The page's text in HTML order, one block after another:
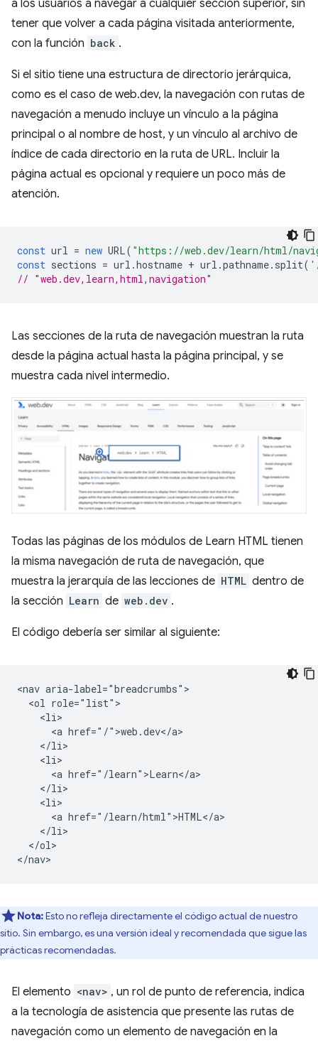
a los usuarios a navegar a cualquier sección superior, sin
tener que volver a cada página visitada anteriormente,
con la función back .
Si el sitio tiene una estructura de directorio jerárquica,
como es el caso de web.dev, la navegación con rutas de
navegación a menudo incluye un vínculo a la página
principal o al nombre de host, y un vínculo al archivo de
índice de cada directorio en la ruta de URL. Incluir la
página actual es opcional y requiere un poco más de
atención.
const url = new URL( "https://web.dev/learn/html/
const sections = url .hostname + url .pathname. split(
// "web.dev,learn,html,navigation"
Las secciones de la ruta de navegación muestran la ruta
desde la página actual hasta la página principal, y se
muestra cada nivel intermedio.
Todas las páginas de los módulos de Learn HTML tienen
la misma navegación de ruta de navegación, que
muestra la jerarquía de las lecciones de HTML dentro de
la sección Learn de web.dev .
El código debería ser similar al siguiente:
<nav aria-label="breadcrumbs">
  <ol role="list">
    <li>
      <a href="/">web.dev</a>
    </li>
    <li>
      <a href="/learn">Learn</a>
    </li>
    <li>
      <a href="/learn/html">HTML</a>
    </li>
  </ol>
Nota:Esto no refleja directamente el código actual de nuestro
sitio. Sin embargo, es una versión ideal y recomendada que sigue las
prácticas recomendadas.
El elemento <nav> , un rol de punto de referencia, indica
a la tecnología de asistencia que presente las rutas de
navegación como un elemento de navegación en la